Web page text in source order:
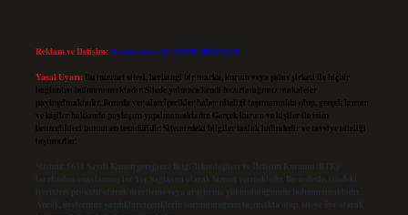
Reklam ve İletişim:Skype: live:.cid.575569c608265c69
Yasal Uyarı: Bu internet sitesi, herhangi bir marka, kurum veya şahıs şirketi ile hiçbir
bağlantısı bulunmamaktadır. Sitede yalnızca kendi hazırladığımız makaleler
paylaşılmaktadır. Burada yer alan içerikler haber niteliği taşımamakta olup, gerçek kurum
ve kişiler hakkında paylaşım yapılmamaktadır. Gerçek kurum ve kişiler ile isim
benzerlikleri tamamen tesadüfidir. Sitemizdeki bilgiler taslak halindedir ve tavsiye niteliği
taşımazlar.
Sitemiz, 5651 Sayılı Kanun gereğince Bilgi Teknolojileri ve İletişim Kurumu (BTK)
tarafından onaylanmış bir Yer Sağlayıcı olarak hizmet vermektedir. Bu nedenle, sitedeki
içerikleri proaktif olarak denetleme veya araştırma yükümlülüğümüz bulunmamaktadır.
Ancak, üyelerimiz yazdıkları içeriklerin sorumluluğunu taşımakta olup, siteye üye olarak